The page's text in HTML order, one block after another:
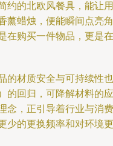
约的北欧风餐具，能让用
薰蜡烛，便能瞬间点亮角
在购买一件物品，更是在
的材质安全与可持续性也
的回归，可降解材料的应
念，正引导着行业与消费
少的更换频率和对环境更